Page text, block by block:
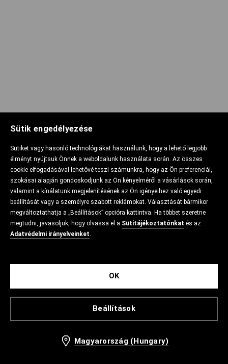
Sütik engedélyezése
Sütiket vagy hasonló technológiákat használunk, hogy a lehető legjobb
élményt nyújtsuk Önnek a weboldalunk használata során. Az összes
cookie elfogadásával lehetővé teszi számunkra, hogy az Ön preferenciái,
szokásai alapján gondoskodjunk az Ön kényelméről a vásárlások során,
valamint a kínálatunk megjelenítésének az Ön igényeihez való egyedi
beállítását vagy a személyre szabott reklámokat. Választását bármikor
megváltoztathatja a „Beállítások” opcióra kattintva. Ha többet szeretne
megtudni, javasoljuk, hogy olvassa el a Sütitájékoztatónkat és az
Adatvédelmi irányelveinket.
Beállítások
OK
Magyarország (Hungary)